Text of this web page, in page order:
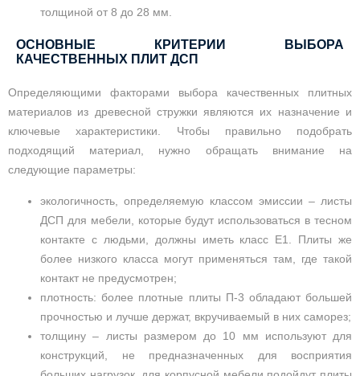
толщиной от 8 до 28 мм.
ОСНОВНЫЕ КРИТЕРИИ ВЫБОРА
КАЧЕСТВЕННЫХ ПЛИТ ДСП
Определяющими факторами выбора качественных плитных
материалов из древесной стружки являются их назначение и
ключевые характеристики. Чтобы правильно подобрать
подходящий материал, нужно обращать внимание на
следующие параметры:
экологичность, определяемую классом эмиссии – листы
ДСП для мебели, которые будут использоваться в тесном
контакте с людьми, должны иметь класс Е1. Плиты же
более низкого класса могут применяться там, где такой
контакт не предусмотрен;
плотность: более плотные плиты П-3 обладают большей
прочностью и лучше держат, вкручиваемый в них саморез;
толщину – листы размером до 10 мм используют для
конструкций, не предназначенных для восприятия